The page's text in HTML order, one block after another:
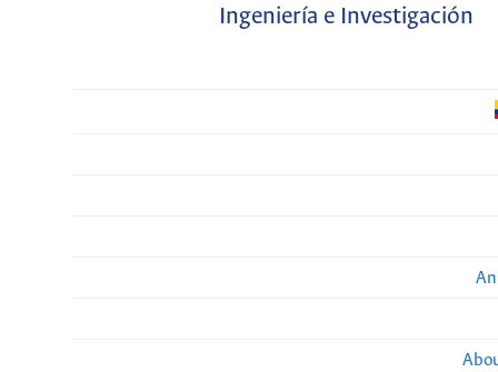
Ingeniería e Investigación